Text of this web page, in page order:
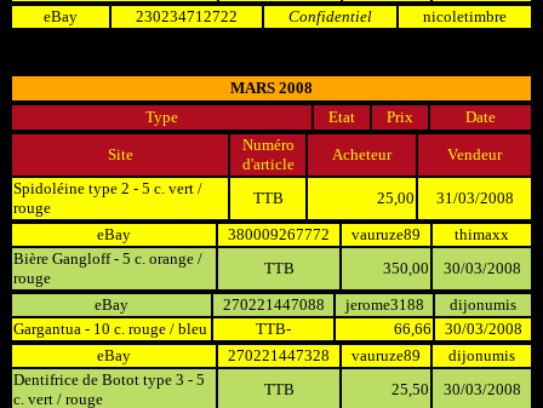
eBay 230234712722 Confidentiel nicoletimbre
MARS 2008
Type
Etat Prix Date
Site
Numéro
d'article
Acheteur
Vendeur
Spidoléine type 2 - 5 c. vert /
rouge
TTB 25,00
31/03/2008
eBay
380009267772 vauruze89
thimaxx
Bière Gangloff - 5 c. orange /
rouge
TTB 350,00
30/03/2008
eBay
270221447088 jerome3188
dijonumis
Gargantua - 10 c. rouge / bleu
TTB- 66,66
30/03/2008
eBay
270221447328 vauruze89
dijonumis
Dentifrice de Botot type 3 - 5
c. vert / rouge
TTB 25,50
30/03/2008